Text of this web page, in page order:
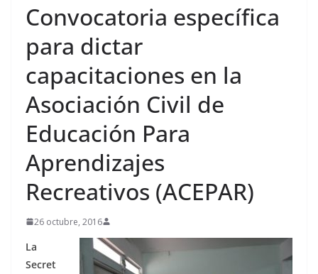
Convocatoria específica
para dictar
capacitaciones en la
Asociación Civil de
Educación Para
Aprendizajes
Recreativos (ACEPAR)
26 octubre, 2016
La
Secret